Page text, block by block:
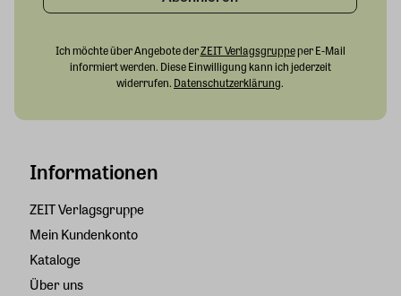
Informationen
ZEIT Verlagsgruppe
Mein Kundenkonto
Kataloge
Über uns
Ich möchte über Angebote derZEIT Verlagsgruppeper E-Mail
informiert werden. Diese Einwilligung kann ich jederzeit
widerrufen. Datenschutzerklärung.